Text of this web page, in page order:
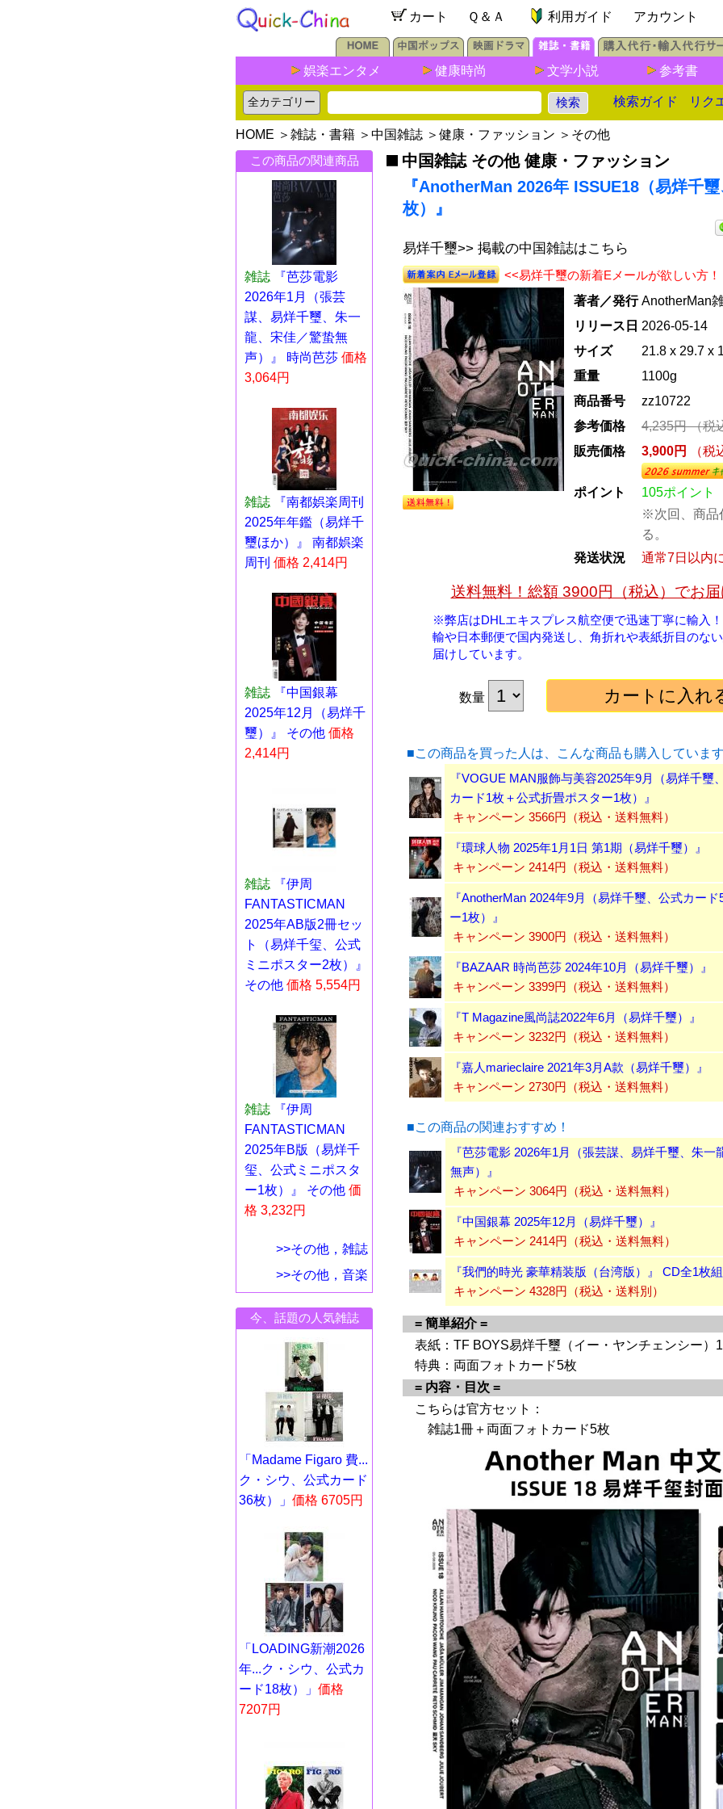
カート Ｑ＆Ａ 利用ガイド アカウント
娯楽エンタメ 健康時尚 文学小説 参考書
検索ガイド リク
HOME ＞ 雑誌・書籍 ＞ 中国雑誌 ＞ 健康・ファッション ＞ その他
この商品の関連商品
雑誌
『芭莎電影
2026年1月（張芸
謀、易烊千璽、朱一
龍、宋佳／驚蛰無
声）』 時尚芭莎 価格
3,064円
雑誌
『南都娯楽周刊
2025年年鑑（易烊千
璽ほか）』 南都娯楽
周刊 価格 2,414円
雑誌
『中国銀幕
2025年12月（易烊千
璽）』 その他 価格
2,414円
雑誌
『伊周
FANTASTICMAN
2025年AB版2冊セッ
ト（易烊千玺、公式
ミニポスター2枚）』
その他 価格 5,554円
雑誌
『伊周
FANTASTICMAN
2025年B版（易烊千
玺、公式ミニポスタ
ー1枚）』 その他 価
格 3,232円
>>その他，雑誌
>>その他，音楽
今、話題の人気雑誌
「Madame Figaro 費...
ク・シウ、公式カード
36枚）」 価格 6705円
「LOADING新潮2026
年...ク・シウ、公式カ
ード18枚）」 価格
7207円
中国雑誌 その他 健康・ファッション
『AnotherMan 2026年 ISSUE18（易烊千
枚）』
易烊千璽>> 掲載の中国雑誌はこちら
<<易烊千璽の新着Eメールが欲しい方！
著者／発行 AnotherMan
リリース日 2026-05-14
サイズ
21.8 x 29.7 x
重量
1100g
商品番号
zz10722
参考価格
4,235円（税
販売価格
3,900円 （税
ポイント
105ポイント
※次回、商品
る。
発送状況
通常7日以内
送料無料！総額 3900円（税込）でお届
※弊店はDHLエキスプレス航空便で迅速丁寧に輸入
輸や日本郵便で国内発送し、角折れや表紙折目のな
届けしています。
数量
■この商品を買った人は、こんな商品も購入しています
『VOGUE MAN服飾与美容2025年9月（易烊千璽
カード1枚＋公式折畳ポスター1枚）』
キャンペーン 3566円（税込・送料無料）
『環球人物 2025年1月1日 第1期（易烊千璽）』
キャンペーン 2414円（税込・送料無料）
『AnotherMan 2024年9月（易烊千璽、公式カー
ー1枚）』
キャンペーン 3900円（税込・送料無料）
『BAZAAR 時尚芭莎 2024年10月（易烊千璽）』
キャンペーン 3399円（税込・送料無料）
『T Magazine風尚誌2022年6月（易烊千璽）』
キャンペーン 3232円（税込・送料無料）
『嘉人marieclaire 2021年3月A款（易烊千璽）』
キャンペーン 2730円（税込・送料無料）
■この商品の関連おすすめ！
『芭莎電影 2026年1月（張芸謀、易烊千璽、朱一
無声）』
キャンペーン 3064円（税込・送料無料）
『中国銀幕 2025年12月（易烊千璽）』
キャンペーン 2414円（税込・送料無料）
『我們的時光 豪華精装版（台湾版）』 CD全1枚組
キャンペーン 4328円（税込・送料別）
= 簡単紹介 =
表紙：TF BOYS易烊千璽（イー・ヤンチェンシー）
特典：両面フォトカード5枚
= 内容・目次 =
こちらは官方セット：
雑誌1冊＋両面フォトカード5枚